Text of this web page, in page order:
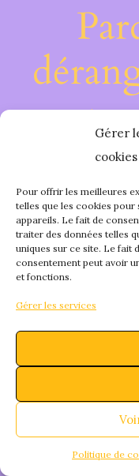
Gérer
cookies
Pour offrir les meilleures
telles que les cookies
appareils. Le fait de
traiter des données telles
uniques sur ce site. Le fait
consentement peut avoir
et fonctions.
Gérer les services
Politique de